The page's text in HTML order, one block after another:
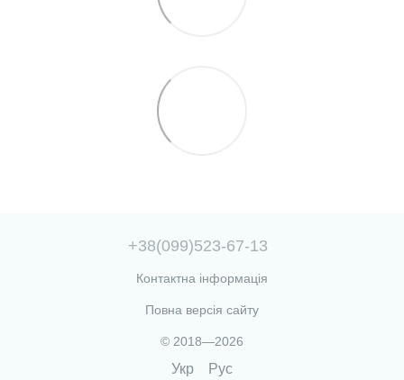
+38(099)523-67-13
Контактна інформація
Повна версія сайту
© 2018—2026
Укр Рус